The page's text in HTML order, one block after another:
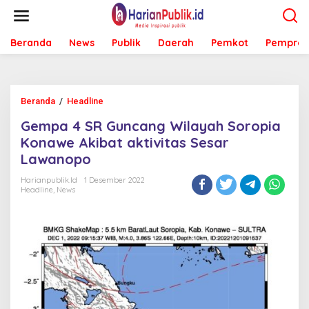
t
Beranda News Publik Daerah Pemkot Pemprov
Beranda / Headline
m
p
a
n
c
a
n
g
W
i
Gempa 4 SR Guncang Wilayah Soropia
Konawe Akibat aktivitas Sesar
Lawanopo
Harianpublik.id
1 Desember 2022
Headline, News